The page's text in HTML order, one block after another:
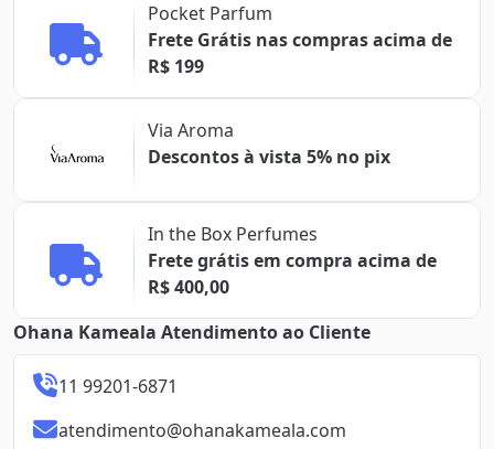
Pocket Parfum
Frete Grátis nas compras acima de
R$ 199
Via Aroma
Descontos à vista 5% no pix
In the Box Perfumes
Frete grátis em compra acima de
R$ 400,00
Ohana Kameala Atendimento ao Cliente
11 99201-6871
atendimento@ohanakameala.com